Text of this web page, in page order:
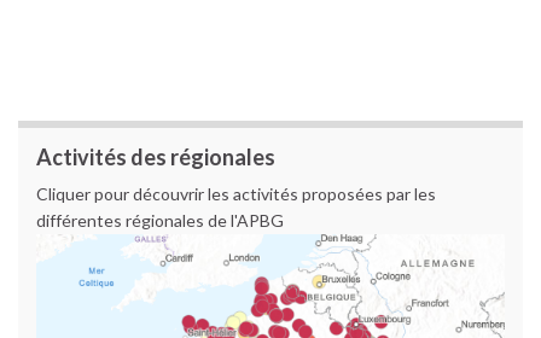
Activités des régionales
Cliquer pour découvrir les activités proposées par les
différentes régionales de l'APBG